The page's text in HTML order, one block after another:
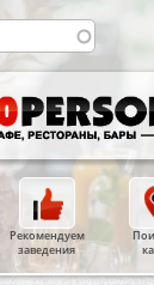
Рекомендуем
заведения